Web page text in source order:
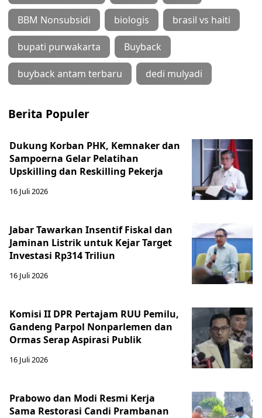
BBM Nonsubsidi biologis brasil vs haiti
bupati purwakarta Buyback
buyback antam terbaru dedi mulyadi
Berita Populer
Dukung Korban PHK, Kemnaker dan
Sampoerna Gelar Pelatihan
Upskilling dan Reskilling Pekerja
16 Juli 2026
Jabar Tawarkan Insentif Fiskal dan
Jaminan Listrik untuk Kejar Target
Investasi Rp314 Triliun
16 Juli 2026
Komisi II DPR Pertajam RUU Pemilu,
Gandeng Parpol Nonparlemen dan
Ormas Serap Aspirasi Publik
16 Juli 2026
Prabowo dan Modi Resmi Kerja
Sama Restorasi Candi Prambanan